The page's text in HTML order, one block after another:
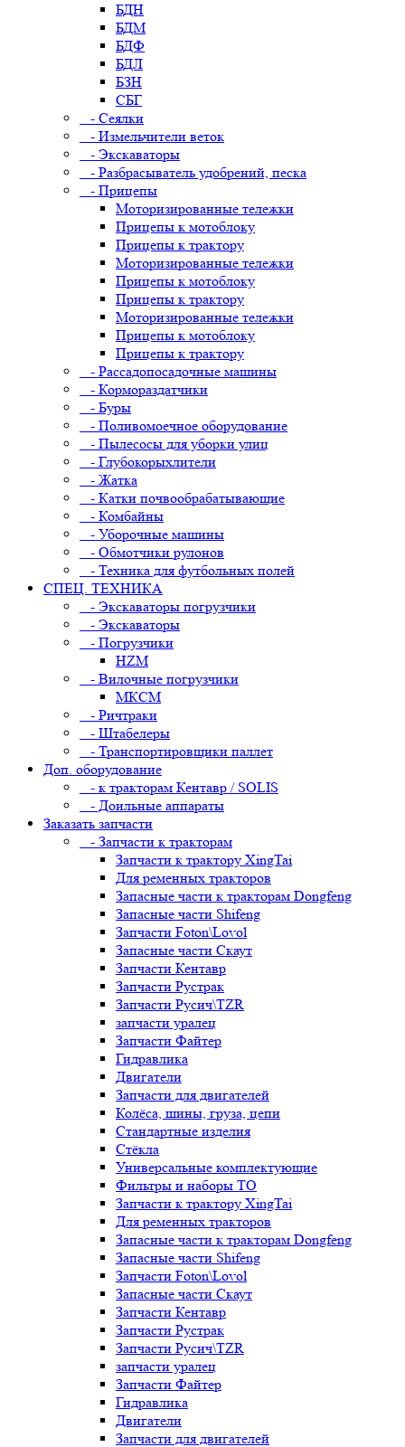
БДН
БДМ
БДФ
БДЛ
БЗН
СБГ
- Сеялки
- Измельчители веток
- Экскаваторы
- Разбрасыватель удобрений, песка
- Прицепы
Моторизированные тележки
Прицепы к мотоблоку
Прицепы к трактору
Моторизированные тележки
Прицепы к мотоблоку
Прицепы к трактору
Моторизированные тележки
Прицепы к мотоблоку
Прицепы к трактору
- Рассадопосадочные машины
- Кормораздатчики
- Буры
- Поливомоечное оборудование
- Пылесосы для уборки улиц
- Глубокорыхлители
- Жатка
- Катки почвообрабатывающие
- Комбайны
- Уборочные машины
- Обмотчики рулонов
- Техника для футбольных полей
СПЕЦ. ТЕХНИКА
- Экскаваторы погрузчики
- Экскаваторы
- Погрузчики
HZM
- Вилочные погрузчики
МКСМ
- Ричтраки
- Штабелеры
- Транспортировщики паллет
Доп. оборудование
- к тракторам Кентавр / SOLIS
- Доильные аппараты
Заказать запчасти
- Запчасти к тракторам
Запчасти к трактору XingTai
Для ременных тракторов
Запасные части к тракторам Dongfeng
Запасные части Shifeng
Запчасти Foton\Lovol
Запасные части Скаут
Запчасти Кентавр
Запчасти Рустрак
Запчасти Русич\TZR
запчасти уралец
Запчасти Файтер
Гидравлика
Двигатели
Запчасти для двигателей
Колёса, шины, груза, цепи
Стандартные изделия
Стёкла
Универсальные комплектующие
Фильтры и наборы ТО
Запчасти к трактору XingTai
Для ременных тракторов
Запасные части к тракторам Dongfeng
Запасные части Shifeng
Запчасти Foton\Lovol
Запасные части Скаут
Запчасти Кентавр
Запчасти Рустрак
Запчасти Русич\TZR
запчасти уралец
Запчасти Файтер
Гидравлика
Двигатели
Запчасти для двигателей